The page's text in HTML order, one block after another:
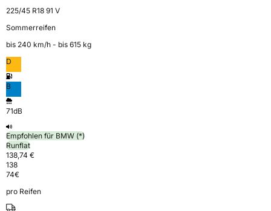
225/45 R18 91 V
Sommerreifen
bis 240 km⁠/⁠h - bis 615 kg
D
B
71dB
Empfohlen für BMW (*)
Runflat
138,74 €
138
74€
pro Reifen